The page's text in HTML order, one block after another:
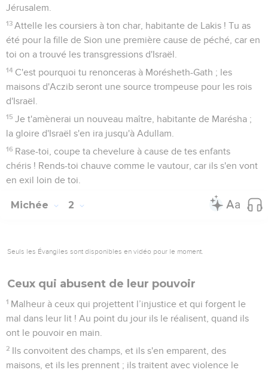
Jérusalem.
13 Attelle les coursiers à ton char, habitante de Lakis ! Tu as
été pour la fille de Sion une première cause de péché, car en
toi on a trouvé les transgressions d'Israël.
14 C'est pourquoi tu renonceras à Morésheth-Gath ; les
maisons d'Aczib seront une source trompeuse pour les rois
d'Israël.
15 Je t'amènerai un nouveau maître, habitante de Marésha ;
la gloire d'Israël s'en ira jusqu'à Adullam.
16 Rase-toi, coupe ta chevelure à cause de tes enfants
chéris ! Rends-toi chauve comme le vautour, car ils s'en vont
en exil loin de toi.
Michée 2
Seuls les Évangiles sont disponibles en vidéo pour le moment.
Ceux qui abusent de leur pouvoir
1 Malheur à ceux qui projettent l’injustice et qui forgent le
mal dans leur lit ! Au point du jour ils le réalisent, quand ils
ont le pouvoir en main.
2 Ils convoitent des champs, et ils s'en emparent, des
maisons, et ils les prennent ; ils traitent avec violence le